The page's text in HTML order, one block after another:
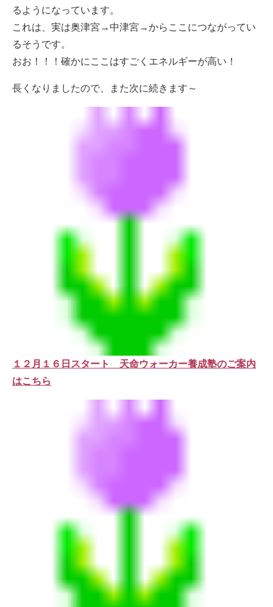
るようになっています。
これは、実は奥津宮→中津宮→からここにつながってい
るそうです。
おお！！！確かにここはすごくエネルギーが高い！
長くなりましたので、また次に続きます～
１２月１６日スタート 天命ウォーカー養成塾のご案内
はこちら